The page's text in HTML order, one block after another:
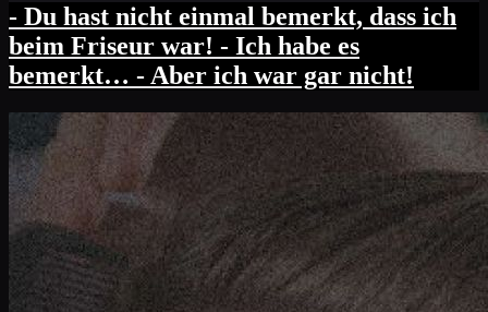
- Du hast nicht einmal bemerkt, dass ich
beim Friseur war! - Ich habe es
bemerkt… - Aber ich war gar nicht!